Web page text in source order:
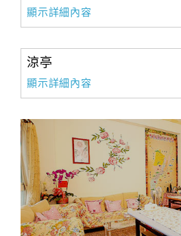
顯示詳細內容
涼亭
顯示詳細內容